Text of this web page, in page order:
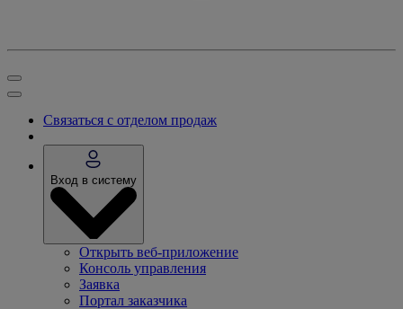
Связаться с отделом продаж
Вход в систему
Открыть веб-приложение
Консоль управления
Заявка
Портал заказчика